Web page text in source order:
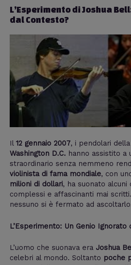
L’Esperimento di Joshua
dal Contesto?
Il 12 gennaio 2007, i pendolari
Washington D.C. hanno assistito a
straordinario senza nemmeno
violinista di fama mondiale, con
milioni di dollari, ha suonato alcuni
complessi e affascinanti mai
nessuno si è fermato ad
L’Esperimento: Un Genio Ignorato
L’uomo che suonava era Joshua
celebri al mondo. Soltanto poche